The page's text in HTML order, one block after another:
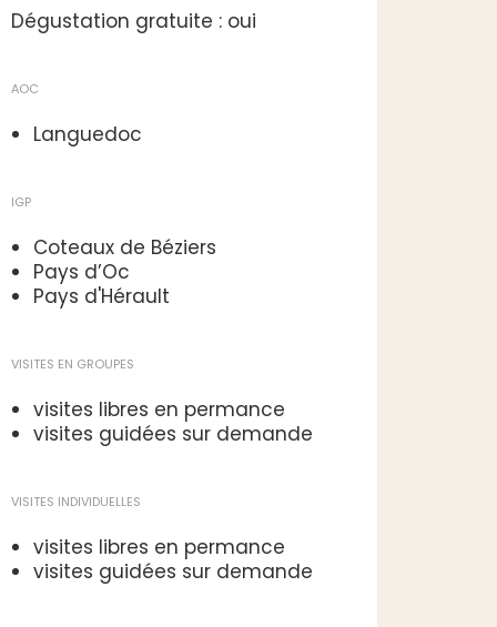
Dégustation gratuite : oui
AOC
Languedoc
IGP
Coteaux de Béziers
Pays d’Oc
Pays d'Hérault
VISITES EN GROUPES
visites libres en permance
visites guidées sur demande
VISITES INDIVIDUELLES
visites libres en permance
visites guidées sur demande